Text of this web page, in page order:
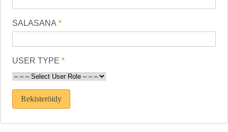
SALASANA *
USER TYPE *
Rekisteröidy